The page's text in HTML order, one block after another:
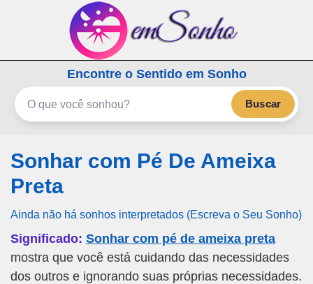
emSonho.com
Os sonhos significam mais
Encontre o Sentido em Sonho
Buscar
Sonhar com Pé De Ameixa
Preta
Ainda não há sonhos interpretados (Escreva o Seu Sonho)
Significado: Sonhar com pé de ameixa preta
mostra que você está cuidando das necessidades
dos outros e ignorando suas próprias necessidades.